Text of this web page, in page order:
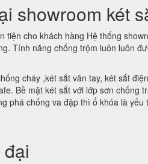
showroom két
cho khách hàng Hệ thống
Tính năng chống trộm luôn luôn
cháy ,két sắt vân tay, két sắt
Bề mặt két sắt với lớp sơn
phá chống va đập thì ổ khóa là yếu